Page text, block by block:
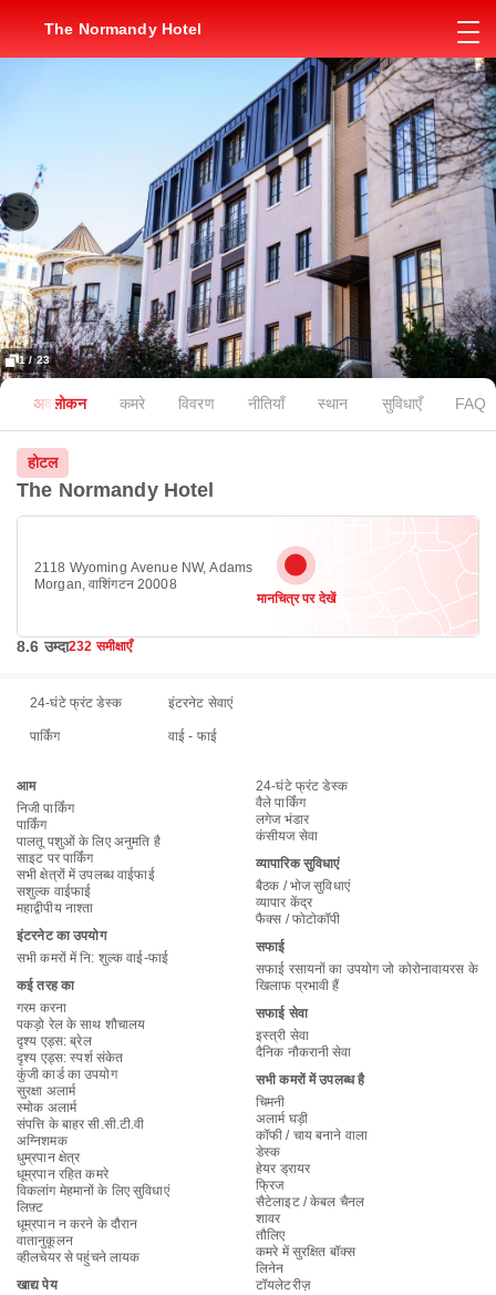
The Normandy Hotel
1 / 23
अवलोकन कमरे विवरण नीतियाँ स्थान सुविधाएँ FAQ
होटल
The Normandy Hotel
2118 Wyoming Avenue NW, Adams
Morgan, वाशिंगटन 20008
मानचित्र पर देखें
8.6 उम्दा232 समीक्षाएँ
24-घंटे फ्रंट डेस्क इंटरनेट सेवाएं
पार्किंग वाई - फाई
आम
निजी पार्किंग
पार्किंग
पालतू पशुओं के लिए अनुमति है
साइट पर पार्किंग
सभी क्षेत्रों में उपलब्ध वाईफाई
सशुल्क वाईफाई
महाद्वीपीय नाश्ता
इंटरनेट का उपयोग
सभी कमरों में नि: शुल्‍क वाई-फाई
कई तरह का
गरम करना
पकड़ो रेल के साथ शौचालय
दृश्य एड्स: ब्रेल
दृश्य एड्स: स्पर्श संकेत
कुंजी कार्ड का उपयोग
सुरक्षा अलार्म
स्मोक अलार्म
संपत्ति के बाहर सी.सी.टी.वी
अग्निशमक
धुम्रपान क्षेत्र
धूम्रपान रहित कमरे
विकलांग मेहमानों के लिए सुविधाएं
लिफ़्ट
धूम्रपान न करने के दौरान
वातानुकूलन
व्हीलचेयर से पहुंचने लायक
खाद्य पेय
24-घंटे फ्रंट डेस्क
वैले पार्किंग
लगेज भंडार
कंसीयज सेवा
व्यापारिक सुविधाएं
बैठक / भोज सुविधाएं
व्यापार केंद्र
फैक्स / फोटोकॉपी
सफाई
सफाई रसायनों का उपयोग जो कोरोनावायरस के
खिलाफ प्रभावी हैं
सफाई सेवा
इस्त्री सेवा
दैनिक नौकरानी सेवा
सभी कमरों में उपलब्ध है
चिमनी
अलार्म घड़ी
कॉफी / चाय बनाने वाला
डेस्क
हेयर ड्रायर
फ्रिज
सैटेलाइट / केबल चैनल
शावर
तौलिए
कमरे में सुरक्षित बॉक्स
लिनेन
टॉयलेटरीज़